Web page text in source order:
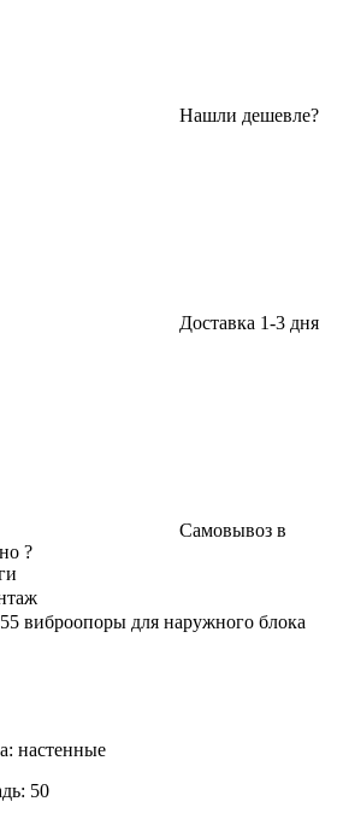
Нашли дешевле?
Доставка 1-3 дня
Самовывоз в
?
виброопоры для наружного блока
настенные
50